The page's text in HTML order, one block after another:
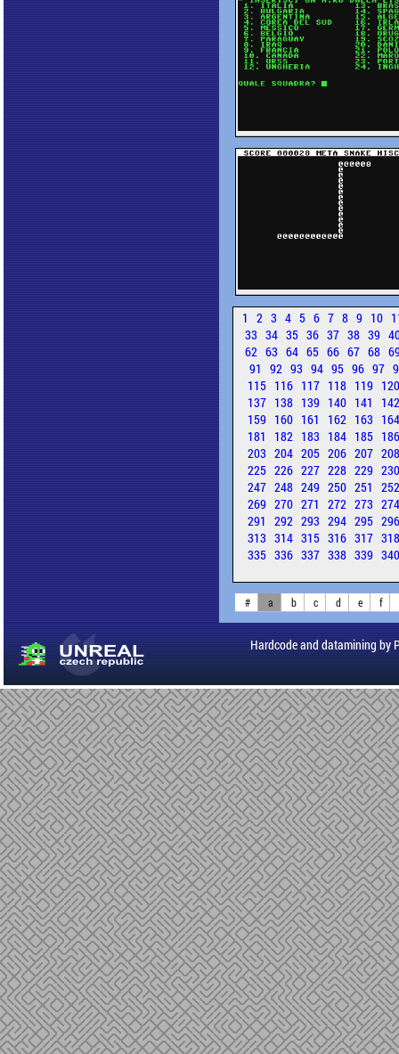
1 2 3 4 5 6 7 8 9 10
33 34 35 36 37 38 39
62 63 64 65 66 67 68
91 92 93 94 95 96 97
115 116 117 118 119
137 138 139 140 141
159 160 161 162 163
181
182 183 184 185
203 204 205 206 207
225 226 227 228 229
247 248 249 250 251
269 270 271 272 273
291 292 293 294 295
313 314 315 316 317
335 336 337 338 339
# a b c d e f
Hardcode and datamining by